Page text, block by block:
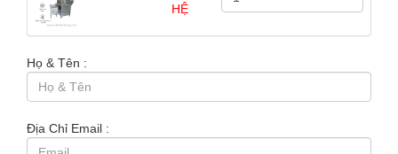
HỆ
Họ & Tên :
Địa Chỉ Email :